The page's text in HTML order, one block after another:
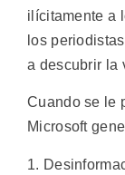
ilícitamente a
los
a descubrir la
Cuando se le
Microsoft
1.